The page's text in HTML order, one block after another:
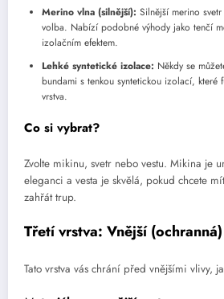
Merino vlna (silnější): Silnější merino
volba. Nabízí podobné výhody jako tenčí
izolačním efektem.
Lehké syntetické izolace: Někdy se
bundami s tenkou syntetickou izolací, které
vrstva.
Co si vybrat?
Zvolte mikinu, svetr nebo vestu. Mikina je
eleganci a vesta je skvělá, pokud chcete
zahřát trup.
Třetí vrstva: Vnější (ochranná)
Tato vrstva vás chrání před vnějšími vlivy,